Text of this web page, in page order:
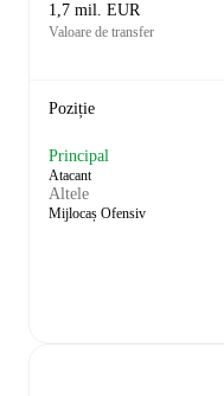
1,7 mil. EUR
Valoare de transfer
Poziție
Principal
Atacant
Altele
Mijlocaș Ofensiv